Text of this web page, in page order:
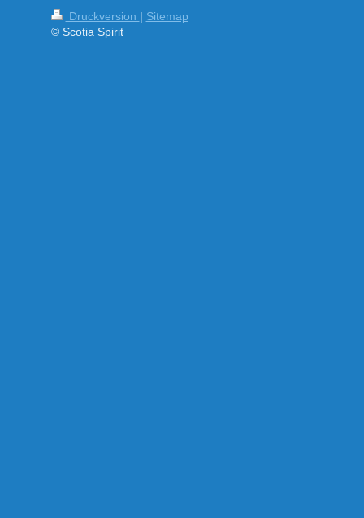
Druckversion | Sitemap
© Scotia Spirit